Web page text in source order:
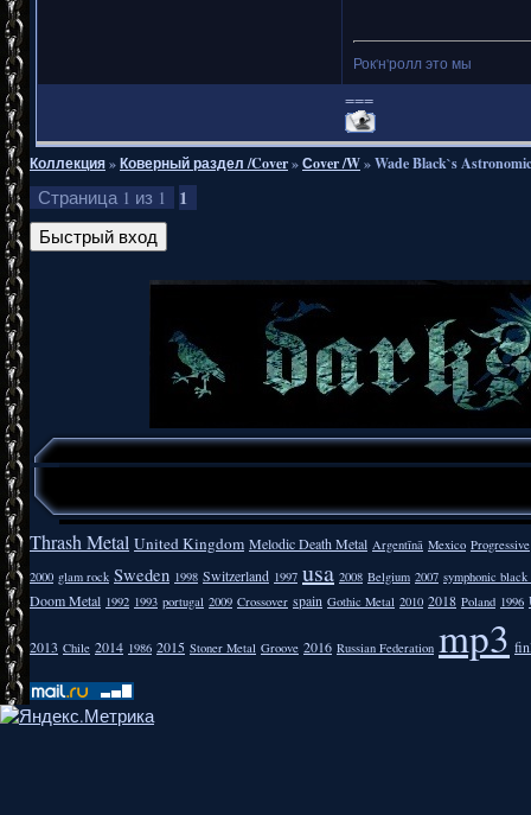
Рок'н'ролл это мы
===
Коллекция»Коверный раздел /Cover»Сover /W»Wade Black`s
Страница 1 из 1 1
Thrash Metal United Kingdom Melodic Death Metal Argentīnā Mexico Progressive
2000 glam rock Sweden 1998 Switzerland 1997 usa 2008 Belgium 2007 symphonic
Doom Metal 1992 1993 portugal 2009 Crossover spain Gothic Metal 2010 2018 Poland 1996
2013 Chile 2014 1986 2015 Stoner Metal Groove 2016 Russian Federation mp3